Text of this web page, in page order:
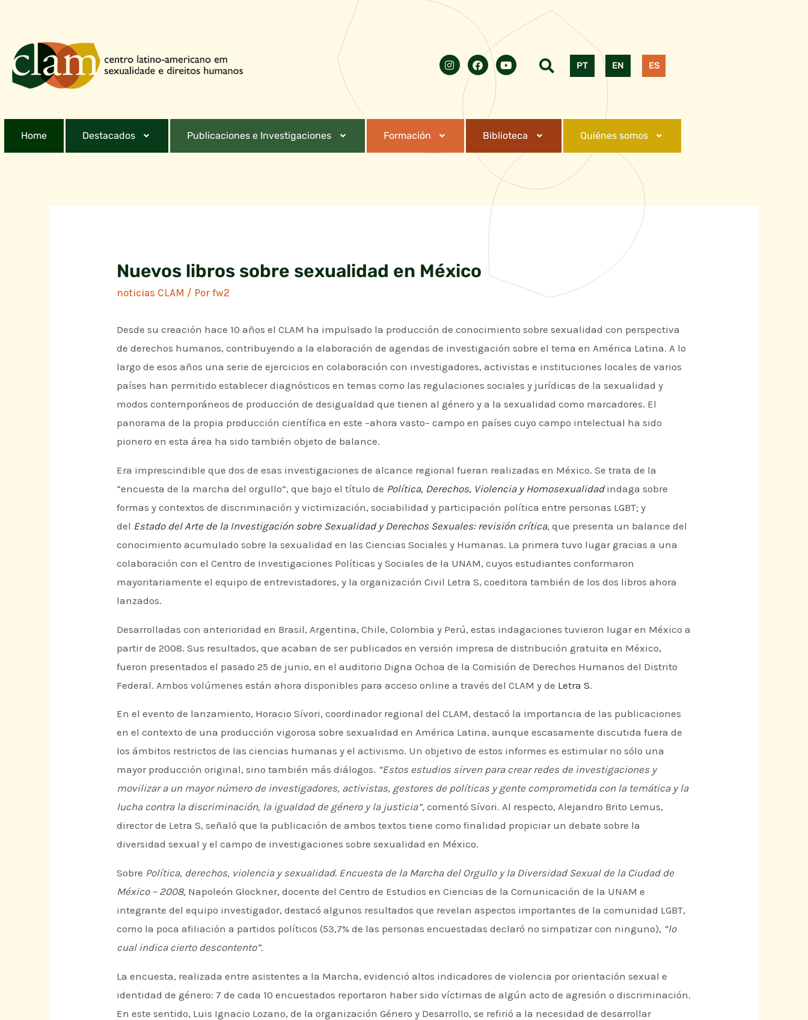
PT EN ES
Home Destacados Publicaciones e Investigaciones Formación Biblioteca Quiénes somos
Nuevos libros sobre sexualidad en México
noticias CLAM / Porfw2
Desde su creación hace 10 años el CLAM ha impulsado la producción de conocimiento sobre sexualidad con perspectiva
de derechos humanos, contribuyendo a la elaboración de agendas de investigación sobre el tema en América Latina. A lo
largo de esos años una serie de ejercicios en colaboración con investigadores, activistas e instituciones locales de varios
países han permitido establecer diagnósticos en temas como las regulaciones sociales y jurídicas de la sexualidad y
modos contemporáneos de producción de desigualdad que tienen al género y a la sexualidad como marcadores. El
panorama de la propia producción científica en este –ahora vasto– campo en países cuyo campo intelectual ha sido
pionero en esta área ha sido también objeto de balance.
Era imprescindible que dos de esas investigaciones de alcance regional fueran realizadas en México. Se trata de la
“encuesta de la marcha del orgullo”, que bajo el título de Política, Derechos, Violencia y Homosexualidadindaga sobre
formas y contextos de discriminación y victimización, sociabilidad y participación política entre personas LGBT; y
del Estado del Arte de la Investigación sobre Sexualidad y Derechos Sexuales: revisión crítica, que presenta un balance del
conocimiento acumulado sobre la sexualidad en las Ciencias Sociales y Humanas. La primera tuvo lugar gracias a una
colaboración con el Centro de Investigaciones Políticas y Sociales de la UNAM, cuyos estudiantes conformaron
mayoritariamente el equipo de entrevistadores, y la organización Civil Letra S, coeditora también de los dos libros ahora
lanzados.
Desarrolladas con anterioridad en Brasil, Argentina, Chile, Colombia y Perú, estas indagaciones tuvieron lugar en México a
partir de 2008. Sus resultados, que acaban de ser publicados en versión impresa de distribución gratuita en México,
fueron presentados el pasado 25 de junio, en el auditorio Digna Ochoa de la Comisión de Derechos Humanos del Distrito
Federal. Ambos volúmenes están ahora disponibles para acceso online a través del CLAM y de Letra S.
En el evento de lanzamiento, Horacio Sívori, coordinador regional del CLAM, destacó la importancia de las publicaciones
en el contexto de una producción vigorosa sobre sexualidad en América Latina, aunque escasamente discutida fuera de
los ámbitos restrictos de las ciencias humanas y el activismo. Un objetivo de estos informes es estimular no sólo una
mayor producción original, sino también más diálogos. “Estos estudios sirven para crear redes de investigaciones y
movilizar a un mayor número de investigadores, activistas, gestores de políticas y gente comprometida con la temática y la
lucha contra la discriminación, la igualdad de género y la justicia”, comentó Sívori. Al respecto, Alejandro Brito Lemus,
director de Letra S, señaló que la publicación de ambos textos tiene como finalidad propiciar un debate sobre la
diversidad sexual y el campo de investigaciones sobre sexualidad en México.
Sobre Política, derechos, violencia y sexualidad. Encuesta de la Marcha del Orgullo y la Diversidad Sexual de la Ciudad de
México – 2008, Napoleón Glockner, docente del Centro de Estudios en Ciencias de la Comunicación de la UNAM e
integrante del equipo investigador, destacó algunos resultados que revelan aspectos importantes de la comunidad LGBT,
como la poca afiliación a partidos políticos (53,7% de las personas encuestadas declaró no simpatizar con ninguno), “lo
cual indica cierto descontento”.
La encuesta, realizada entre asistentes a la Marcha, evidenció altos indicadores de violencia por orientación sexual e
identidad de género: 7 de cada 10 encuestados reportaron haber sido víctimas de algún acto de agresión o discriminación.
En este sentido, Luis Ignacio Lozano, de la organización Género y Desarrollo, se refirió a la necesidad de desarrollar